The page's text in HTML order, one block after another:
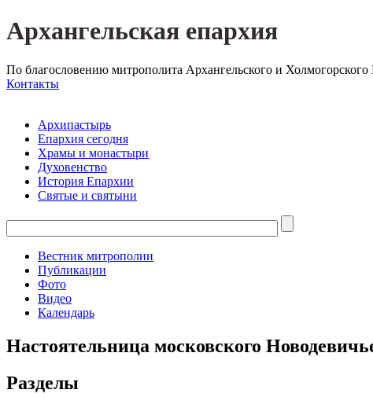
Архангельская епархия
По благословению митрополита Архангельского и
Контакты
Архипастырь
Епархия сегодня
Храмы и монастыри
Духовенство
История Епархии
Святые и святыни
Вестник митрополии
Публикации
Фото
Видео
Календарь
Настоятельница московского
Разделы